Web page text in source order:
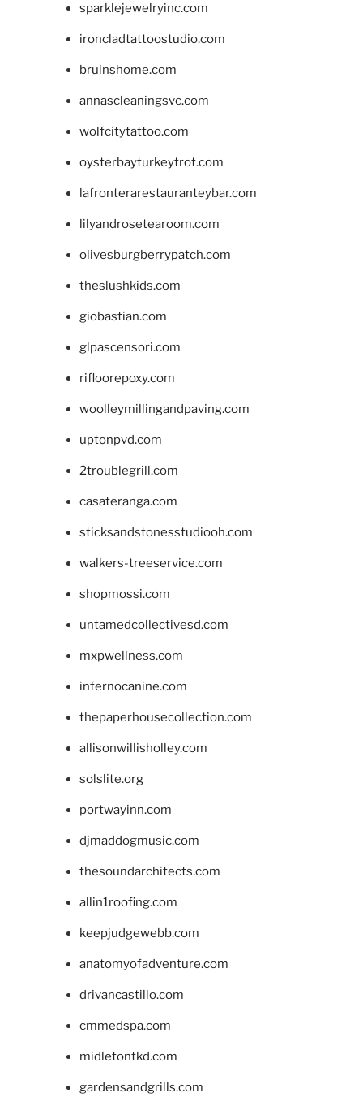
sparklejewelryinc.com
ironcladtattoostudio.com
bruinshome.com
annascleaningsvc.com
wolfcitytattoo.com
oysterbayturkeytrot.com
lafronterarestauranteybar.com
lilyandrosetearoom.com
olivesburgberrypatch.com
theslushkids.com
giobastian.com
glpascensori.com
rifloorepoxy.com
woolleymillingandpaving.com
uptonpvd.com
2troublegrill.com
casateranga.com
sticksandstonesstudiooh.com
walkers-treeservice.com
shopmossi.com
untamedcollectivesd.com
mxpwellness.com
infernocanine.com
thepaperhousecollection.com
allisonwillisholley.com
solslite.org
portwayinn.com
djmaddogmusic.com
thesoundarchitects.com
allin1roofing.com
keepjudgewebb.com
anatomyofadventure.com
drivancastillo.com
cmmedspa.com
midletontkd.com
gardensandgrills.com